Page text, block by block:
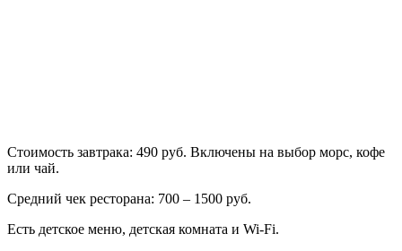
Стоимость завтрака: 490 руб. Включены на выбор морс, кофе
или чай.
Средний чек ресторана: 700 – 1500 руб.
Есть детское меню, детская комната и Wi-Fi.